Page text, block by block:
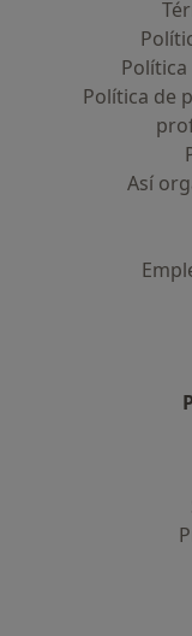
Política de
Así